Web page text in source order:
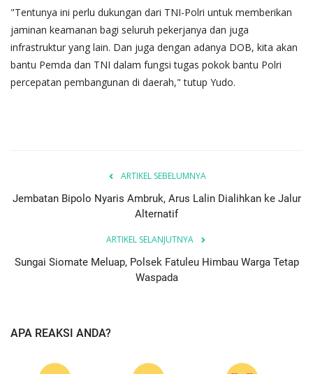
"Tentunya ini perlu dukungan dari TNI-Polri untuk memberikan
jaminan keamanan bagi seluruh pekerjanya dan juga
infrastruktur yang lain. Dan juga dengan adanya DOB, kita akan
bantu Pemda dan TNI dalam fungsi tugas pokok bantu Polri
percepatan pembangunan di daerah," tutup Yudo.
ARTIKEL SEBELUMNYA
Jembatan Bipolo Nyaris Ambruk, Arus Lalin Dialihkan ke Jalur
Alternatif
ARTIKEL SELANJUTNYA
Sungai Siomate Meluap, Polsek Fatuleu Himbau Warga Tetap
Waspada
APA REAKSI ANDA?